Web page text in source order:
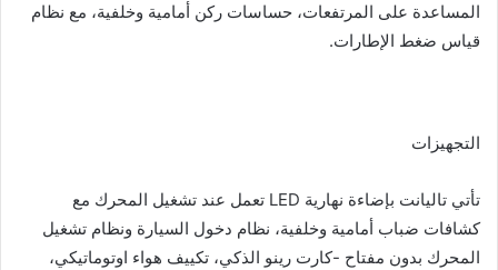
المساعدة على المرتفعات، حساسات ركن أمامية وخلفية، مع نظام
قياس ضغط الإطارات.
التجهيزات
تأتي تالیانت بإضاءة نهارية LED تعمل عند تشغيل المحرك مع
كشافات ضباب أمامية وخلفية، نظام دخول السيارة ونظام تشغيل
المحرك بدون مفتاح -كارت رینو الذكي، تكييف هواء اوتوماتيكي،